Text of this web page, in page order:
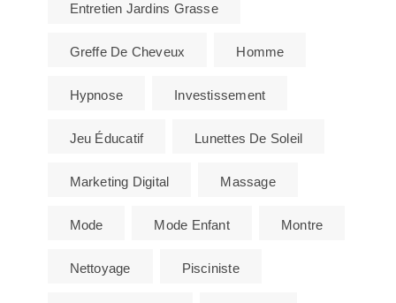
Entretien Jardins Grasse
Greffe De Cheveux Homme
Hypnose Investissement
Jeu Éducatif Lunettes De Soleil
Marketing Digital Massage
Mode Mode Enfant Montre
Nettoyage Pisciniste